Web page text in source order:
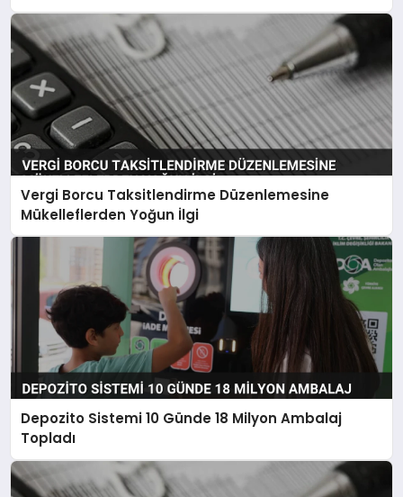
Vergi Borcu Taksitlendirme Düzenlemesine
Mükelleflerden Yoğun İlgi
Depozito Sistemi 10 Günde 18 Milyon Ambalaj
Topladı